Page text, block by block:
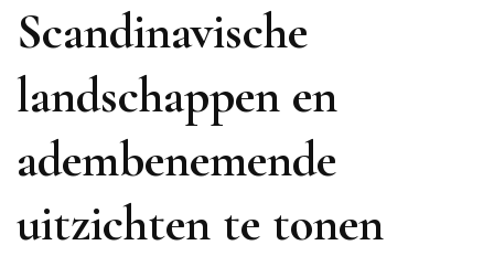
Scandinavische
landschappen en
adembenemende
uitzichten te tonen